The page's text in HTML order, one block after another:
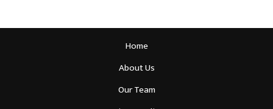
Home
About Us
Our Team